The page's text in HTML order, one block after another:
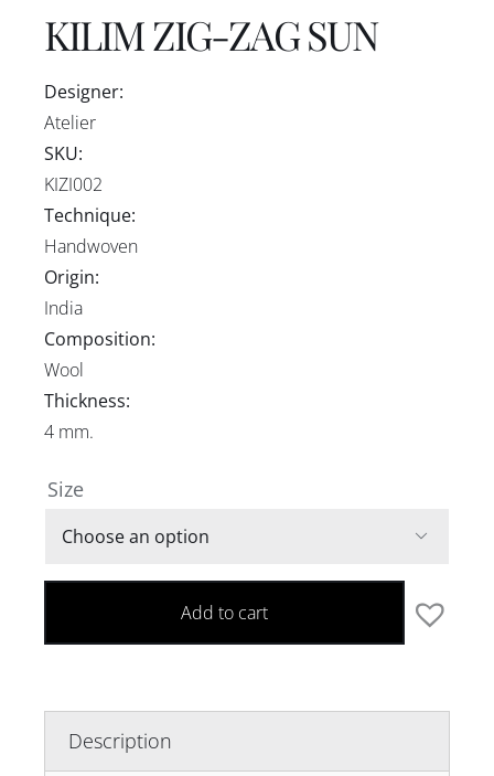
KILIM ZIG-ZAG SUN
Designer:
Atelier
SKU:
KIZI002
Technique:
Handwoven
Origin:
India
Composition:
Wool
Thickness:
4 mm.
Size

Add to cart
Description